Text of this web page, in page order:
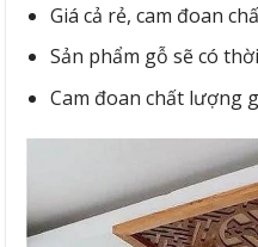
Giá cả rẻ, cam đoan
Sản phẩm gỗ sẽ có
Cam đoan chất lượng